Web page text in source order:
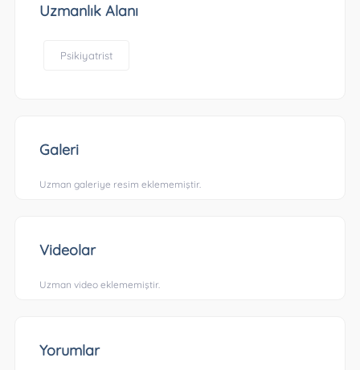
Uzmanlık Alanı
Psikiyatrist
Galeri
Uzman galeriye resim eklememiştir.
Videolar
Uzman video eklememiştir.
Yorumlar